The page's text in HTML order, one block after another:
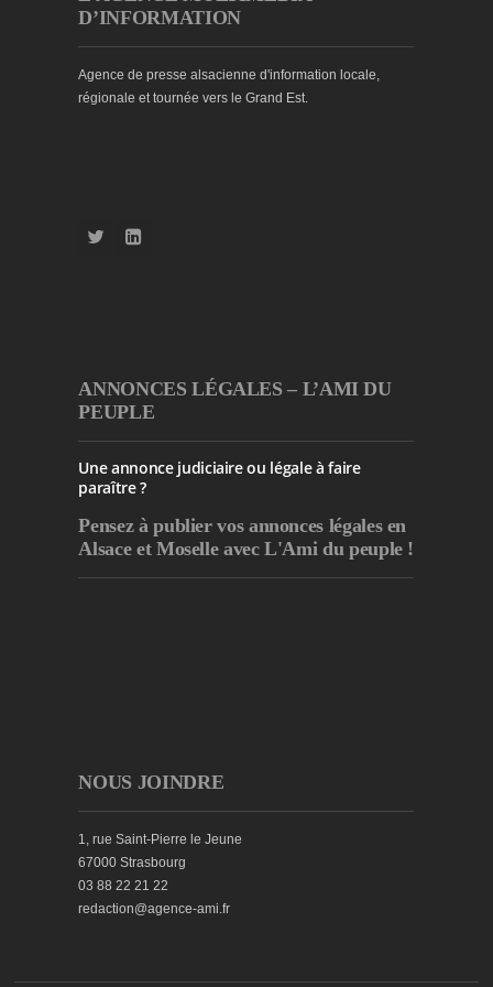
D’INFORMATION
Agence de presse alsacienne d'information locale,
régionale et tournée vers le Grand Est.
ANNONCES LÉGALES – L’AMI DU
PEUPLE
Une annonce judiciaire ou légale à faire
paraître ?
Pensez à publiervos annonces légales en
Alsace et Moselle avec L'Ami du peuple !
NOUS JOINDRE
1, rue Saint-Pierre le Jeune
67000 Strasbourg
03 88 22 21 22
redaction@agence-ami.fr